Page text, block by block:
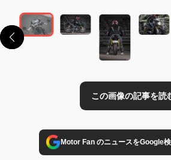
Motor Fan のニュースをGoogle